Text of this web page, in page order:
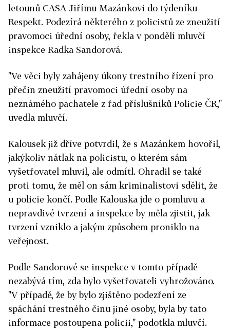
letounů CASA Jiřímu Mazánkovi do týdeníku
Respekt. Podezírá některého z policistů ze zneužití
pravomoci úřední osoby, řekla v pondělí mluvčí
inspekce Radka Sandorová.
"Ve věci byly zahájeny úkony trestního řízení pro
přečin zneužití pravomoci úřední osoby na
neznámého pachatele z řad příslušníků Policie ČR,"
uvedla mluvčí.
Kalousek již dříve potvrdil, že s Mazánkem hovořil,
jakýkoliv nátlak na policistu, o kterém sám
vyšetřovatel mluvil, ale odmítl. Ohradil se také
proti tomu, že měl on sám kriminalistovi sdělit, že
u policie končí. Podle Kalouska jde o pomluvu a
nepravdivé tvrzení a inspekce by měla zjistit, jak
tvrzení vzniklo a jakým způsobem proniklo na
veřejnost.
Podle Sandorové se inspekce v tomto případě
nezabývá tím, zda bylo vyšetřovateli vyhrožováno.
"V případě, že by bylo zjištěno podezření ze
spáchání trestného činu jiné osoby, byla by tato
informace postoupena policii," podotkla mluvčí.